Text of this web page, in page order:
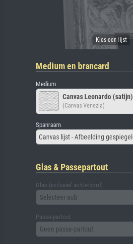
Medium en brancard
Medium
Canvas Leonardo (satijn)
(Canvas Venezia)
Spanraam
Glas & Passepartout
Glas (inclusief achterbord)
Selecteer aub
Passe-partout
Geen passe-partout